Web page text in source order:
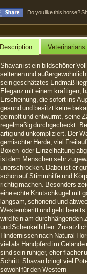
Do you like this horse?
Description Veterinarians
Shavan ist ein bildschöner
seltenen und
sein geschätztes Endmaß
Eleganz mit einem kräftigen,
Erscheinung, die sofort ins
gesund und besitzt keine
geimpft und entwurmt, seine
regelmäßig durchgecheckt.
artig und unkompliziert. Der
gemischter Herde, viel
Boxen- oder Einzelhaltung
ist dem Menschen sehr
unerschrocken. Dabei ist er
schön auf Stimmhilfe und
richtig machen. Besonders
eine echte Knutschkugel mit
langsam, schonend und
Westernberitt und geht
wird fein am durchhängenden
und Schenkelhilfen.
Hindernissen nach Natural
viel als Handpferd im
sind sein ruhiger, eher flacher
Schritt. Shavan bringt viel
sowohl für den Western